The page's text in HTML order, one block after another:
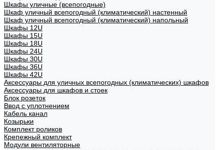
Шкафы уличные (всепогодные)
Шкаф уличный всепогодный (климатический) настенный
Шкаф уличный всепогодный (климатический) напольный
Шкафы 12U
Шкафы 15U
Шкафы 18U
Шкафы 24U
Шкафы 30U
Шкафы 36U
Шкафы 42U
Аксессуары для уличных всепогодных (климатических) шкафов
Аксессуары для шкафов и стоек
Блок розеток
Ввод с уплотнением
Кабель канал
Козырьки
Комплект роликов
Крепежный комплект
Модули вентиляторные